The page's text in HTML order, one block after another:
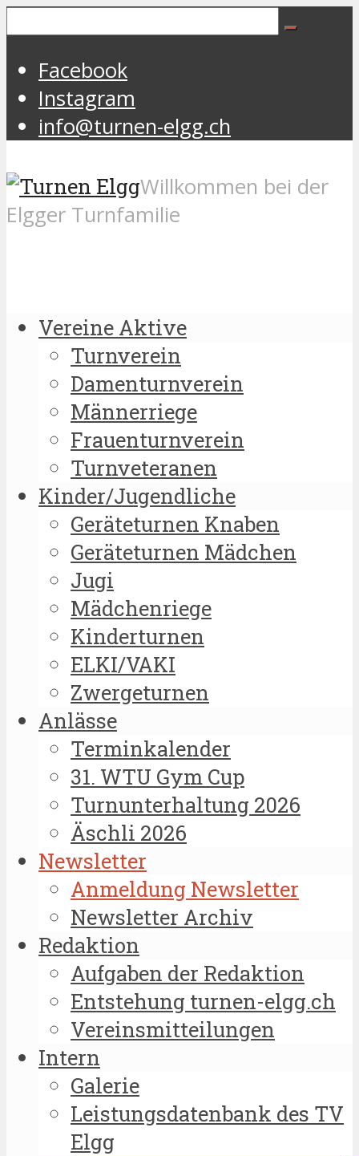
Facebook
Instagram
info@turnen-elgg.ch
Willkommen bei der
Elgger Turnfamilie
Vereine Aktive
Turnverein
Damenturnverein
Männerriege
Frauenturnverein
Turnveteranen
Kinder/Jugendliche
Geräteturnen Knaben
Geräteturnen Mädchen
Jugi
Mädchenriege
Kinderturnen
ELKI/VAKI
Zwergeturnen
Anlässe
Terminkalender
31. WTU Gym Cup
Turnunterhaltung 2026
Äschli 2026
Newsletter
Anmeldung Newsletter
Newsletter Archiv
Redaktion
Aufgaben der Redaktion
Entstehung turnen-elgg.ch
Vereinsmitteilungen
Intern
Galerie
Leistungsdatenbank des TV
Elgg